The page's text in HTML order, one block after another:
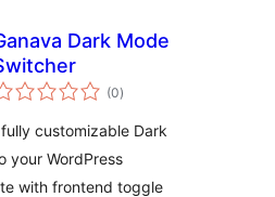
Dark Mode
(0total
rating
)
customizable Dark
your WordPress
with frontend toggle